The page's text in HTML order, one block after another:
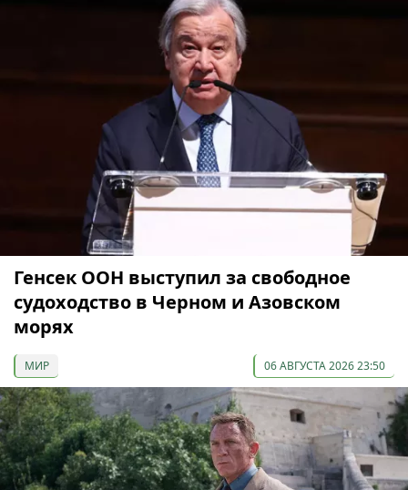
Генсек ООН выступил за свободное
судоходство в Черном и Азовском
морях
МИР 06 АВГУСТА 2026 23:50